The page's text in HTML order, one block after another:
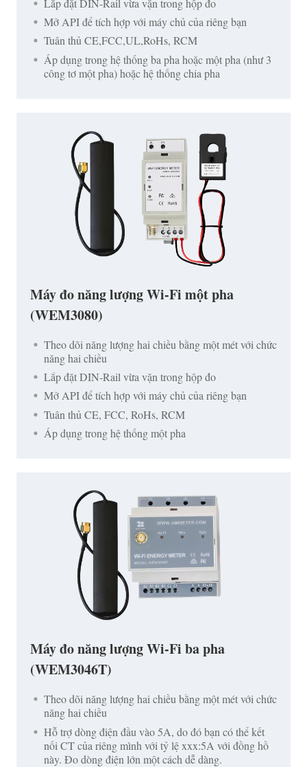
Lắp đặt DIN-Rail vừa vặn trong hộp đo
Mở API để tích hợp với máy chủ của riêng bạn
Tuân thủ CE,FCC,UL,RoHs, RCM
Áp dụng trong hệ thống ba pha hoặc một pha (như 3
công tơ một pha) hoặc hệ thống chia pha
Máy đo năng lượng Wi-Fi một pha
(WEM3080)
Theo dõi năng lượng hai chiều bằng một mét với chức
năng hai chiều
Lắp đặt DIN-Rail vừa vặn trong hộp đo
Mở API để tích hợp với máy chủ của riêng bạn
Tuân thủ CE, FCC, RoHs, RCM
Áp dụng trong hệ thống một pha
Máy đo năng lượng Wi-Fi ba pha
(WEM3046T)
Theo dõi năng lượng hai chiều bằng một mét với chức
năng hai chiều
Hỗ trợ dòng điện đầu vào 5A, do đó bạn có thể kết
nối CT của riêng mình với tỷ lệ xxx:5A với đồng hồ
này. Đo dòng điện lớn một cách dễ dàng.